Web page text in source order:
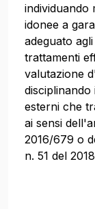
individuando
idonee a
adeguato
trattamenti
valutazione
esterni che
ai sensi
2016/679 o
n. 51 del